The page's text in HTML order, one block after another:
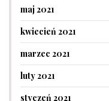
maj 2021
kwiecień 2021
marzec 2021
luty 2021
styczeń 2021